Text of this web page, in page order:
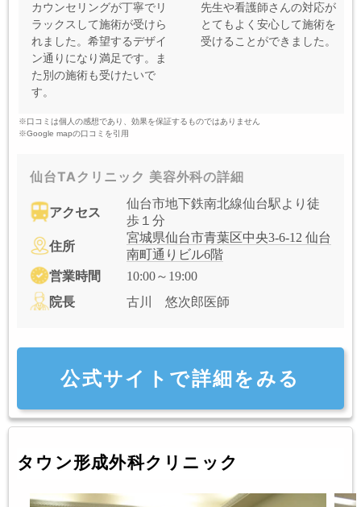
カウンセリングが丁寧でリ
ラックスして施術が受けら
れました。希望するデザイ
ン通りになり満足です。ま
た別の施術も受けたいで
す。
先生や看護師さんの対応が
とてもよく安心して施術を
受けることができました。
※口コミは個人の感想であり、効果を保証するものではありません
※Google mapの口コミを引用
仙台TAクリニック 美容外科の詳細
アクセス
仙台市地下鉄南北線仙台駅より徒
歩１分
住所
宮城県仙台市青葉区中央3-6-12 仙台
南町通りビル6階
営業時間
10:00～19:00
院長
古川 悠次郎医師
公式サイトで詳細をみる
タウン形成外科クリニック